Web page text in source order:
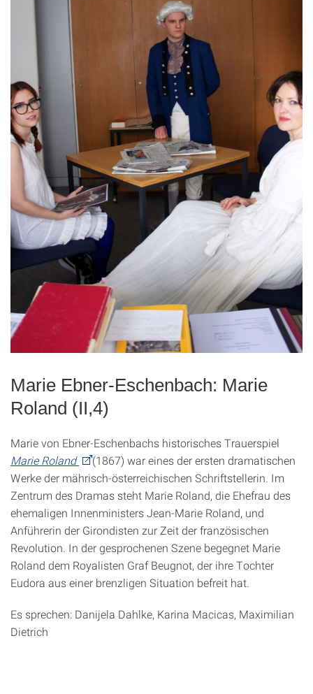
Marie Ebner-Eschenbach: Marie
Roland (II,4)
Marie von Ebner-Eschenbachs historisches Trauerspiel
Marie Roland
(1867) war eines der ersten dramatischen
Werke der mährisch-österreichischen Schriftstellerin. Im
Zentrum des Dramas steht Marie Roland, die Ehefrau des
ehemaligen Innenministers Jean-Marie Roland, und
Anführerin der Girondisten zur Zeit der französischen
Revolution. In der gesprochenen Szene begegnet Marie
Roland dem Royalisten Graf Beugnot, der ihre Tochter
Eudora aus einer brenzligen Situation befreit hat.
Es sprechen: Danijela Dahlke, Karina Macicas, Maximilian
Dietrich